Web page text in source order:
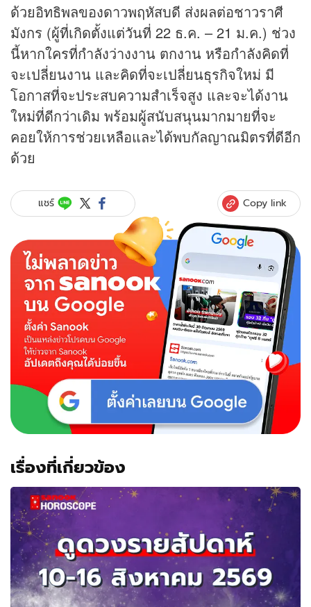
ด้วยอิทธิพลของดาวพฤหัสบดี ส่งผลต่อชาวราศี
มังกร (ผู้ที่เกิดตั้งแต่วันที่ 22 ธ.ค. – 21 ม.ค.) ช่วง
นี้หากใครที่กำลังว่างงาน ตกงาน หรือกำลังคิดที่
จะเปลี่ยนงาน และคิดที่จะเปลี่ยนธุรกิจใหม่ มี
โอกาสที่จะประสบความสำเร็จสูง และจะได้งาน
ใหม่ที่ดีกว่าเดิม พร้อมผู้สนับสนุนมากมายที่จะ
คอยให้การช่วยเหลือและได้พบกัลญาณมิตรที่ดีอีก
ด้วย
แชร์ Copy link
เรื่องที่เกี่ยวข้อง